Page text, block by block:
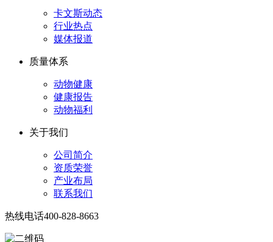
卡文斯动态
行业热点
媒体报道
质量体系
动物健康
健康报告
动物福利
关于我们
公司简介
资质荣誉
产业布局
联系我们
热线电话400-828-8663